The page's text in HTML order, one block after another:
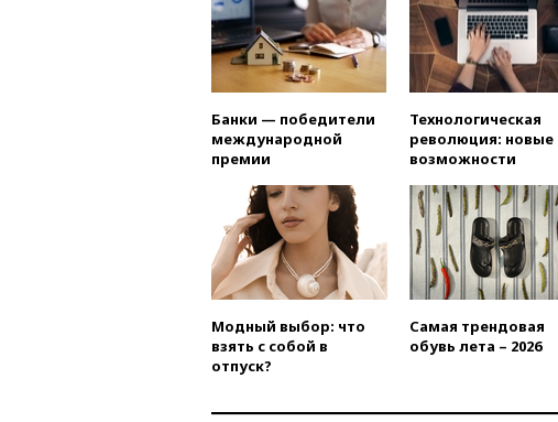
Банки — победители
международной
премии
Технологическая
революция: новые
возможности
Модный выбор: что
взять с собой в
отпуск?
Самая трендовая
обувь лета – 2026